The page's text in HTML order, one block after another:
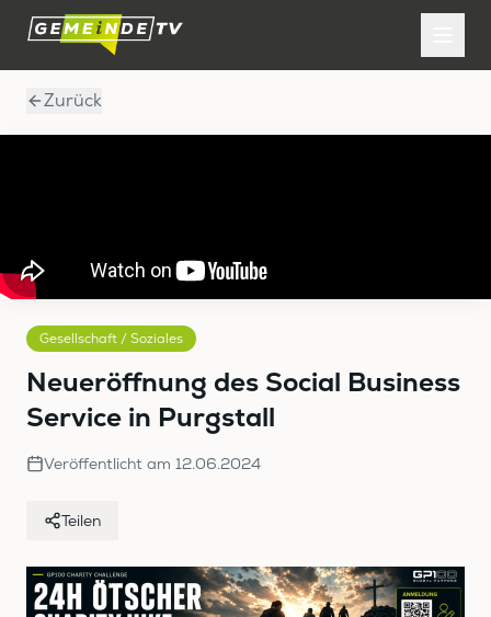
Zurück
Gesellschaft / Soziales
Neueröffnung des Social Business
Service in Purgstall
Veröffentlicht am 12.06.2024
Teilen